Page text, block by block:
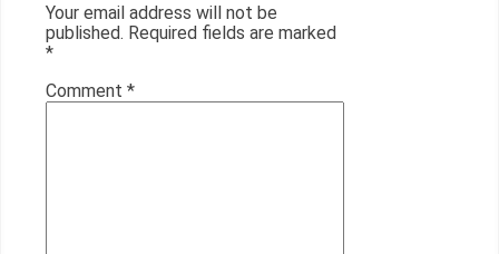
Your email address will not be
published. Required fields are marked
*
Comment *